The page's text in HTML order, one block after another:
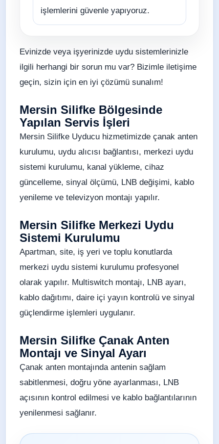
işlemlerini güvenle yapıyoruz.
Evinizde veya işyerinizde uydu sistemlerinizle
ilgili herhangi bir sorun mu var? Bizimle iletişime
geçin, sizin için en iyi çözümü sunalım!
Mersin Silifke Bölgesinde
Yapılan Servis İşleri
Mersin Silifke Uyducu hizmetimizde çanak anten
kurulumu, uydu alıcısı bağlantısı, merkezi uydu
sistemi kurulumu, kanal yükleme, cihaz
güncelleme, sinyal ölçümü, LNB değişimi, kablo
yenileme ve televizyon montajı yapılır.
Mersin Silifke Merkezi Uydu
Sistemi Kurulumu
Apartman, site, iş yeri ve toplu konutlarda
merkezi uydu sistemi kurulumu profesyonel
olarak yapılır. Multiswitch montajı, LNB ayarı,
kablo dağıtımı, daire içi yayın kontrolü ve sinyal
güçlendirme işlemleri uygulanır.
Mersin Silifke Çanak Anten
Montajı ve Sinyal Ayarı
Çanak anten montajında antenin sağlam
sabitlenmesi, doğru yöne ayarlanması, LNB
açısının kontrol edilmesi ve kablo bağlantılarının
yenilenmesi sağlanır.